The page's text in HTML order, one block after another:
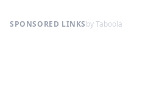
SPONSORED LINKSby Taboola